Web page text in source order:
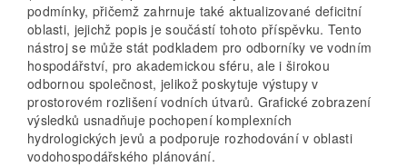
podmínky, přičemž zahrnuje také aktualizované deficitní
oblasti, jejichž popis je součástí tohoto příspěvku. Tento
nástroj se může stát podkladem pro odborníky ve vodním
hospodářství, pro akademickou sféru, ale i širokou
odbornou společnost, jelikož poskytuje výstupy v
prostorovém rozlišení vodních útvarů. Grafické zobrazení
výsledků usnadňuje pochopení komplexních
hydrologických jevů a podporuje rozhodování v oblasti
vodohospodářského plánování.